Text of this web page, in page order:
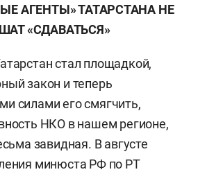
АГЕНТЫ» ТАТАРСТАНА НЕ
«СДАВАТЬСЯ»
стал площадкой,
закон и теперь
силами его смягчить,
НКО в нашем регионе,
завидная. В августе
минюста РФ по РТ